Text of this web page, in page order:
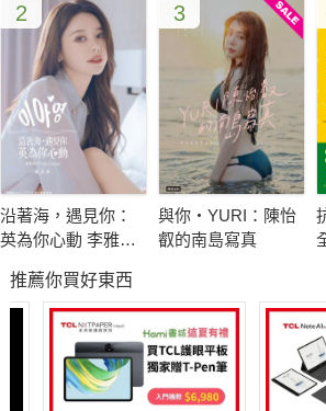
每個人心中都有一間厝，是關於生活的美好
宿是種體驗每個地方深度的享受，每棟房子
空間的互動，靜靜聆聽絕景與故事，重新學
調。體會台灣純淨大地的豐饒與美麗。
2
沿著海，遇見你：
英為你心動 李雅英
影系列 數位版
3
與你‧YURI：陳怡
叡的南島寫真
推薦你買好東西